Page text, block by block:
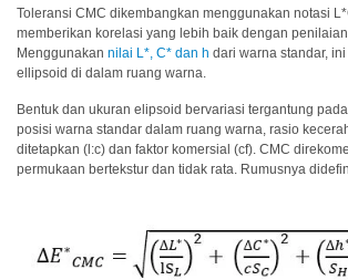
Manual
(ENG)
Pendidikan
(ENG)
Video
Pusat
Pembelajaran
Toleransi CMC dikembangkan menggunakan notasi
memberikan korelasi yang lebih baik dengan
Menggunakan nilai L*, C* dan h dari warna standar,
ellipsoid di dalam ruang warna.
Bentuk dan ukuran elipsoid bervariasi tergantung
posisi warna standar dalam ruang warna, rasio
ditetapkan (l:c) dan faktor komersial (cf). CMC
permukaan bertekstur dan tidak rata. Rumusnya